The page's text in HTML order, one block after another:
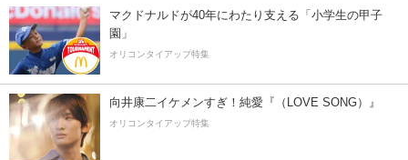
マクドナルドが40年にわたり支える「小学生の甲子
園」
オリコンタイアップ特集
向井康二イケメンすぎ！純愛『（LOVE SONG）』
オリコンタイアップ特集